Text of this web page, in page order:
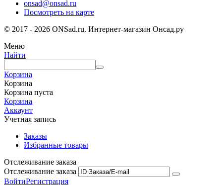
onsad@onsad.ru
Посмотреть на карте
© 2017 - 2026 ONSad.ru. Интернет-магазин Онсад.ру
Меню
Найти
Корзина
Корзина
Корзина пуста
Корзина
Аккаунт
Учетная запись
Заказы
Избранные товары
Отслеживание заказа
Отслеживание заказа
ВойтиРегистрация